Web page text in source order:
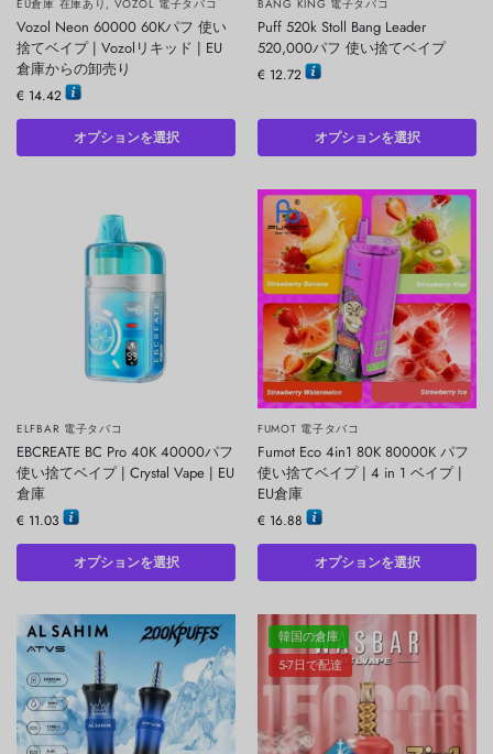
EU倉庫 在庫あり , VOZOL 電子タバコ
Vozol Neon 60000 60Kパフ 使い
捨てベイプ | Vozolリキッド | EU
倉庫からの卸売り
€ 14.42
オプションを選択
BANG KING 電子タバコ
Puff 520k Stoll Bang Leader
520,000パフ 使い捨てベイプ
€ 12.72
オプションを選択
ELFBAR 電子タバコ
EBCREATE BC Pro 40K 40000パフ
使い捨てベイプ | Crystal Vape | EU
倉庫
€ 11.03
オプションを選択
FUMOT 電子タバコ
Fumot Eco 4in1 80K 80000K パフ
使い捨てベイプ | 4 in 1 ベイプ |
EU倉庫
€ 16.88
オプションを選択
韓国の倉庫
5-7日で配達